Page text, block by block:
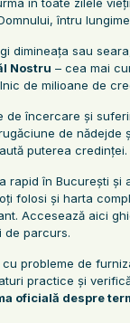
întru
dimineața sau
Nostru – cea mai
de milioane de
de încercare și
de nădejde
puterea credinței.
rapid în București și
folosi și harta
Accesează aici
de parcurs.
probleme de
practice și
oficială despre